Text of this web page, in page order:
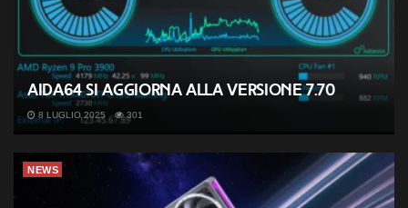
AIDA64 si aggiorna alla versione 7.70
8 LUGLIO 2025 301
NEWS